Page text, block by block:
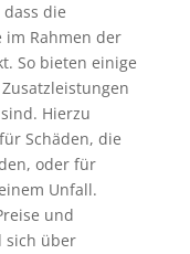
die
im Rahmen der
So bieten einige
Hierzu
Schäden, die
oder für
Unfall.
und
sich über